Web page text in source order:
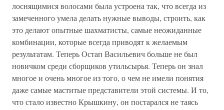
лоснящимися волосами была устроена так, что всегда из
замеченного умела делать нужные выводы, строить, как
это делают опытные шахматисты, самые неожиданные
комбинации, которые всегда приводят к желаемым
результатам. Теперь Остап Васильевич больше не был
новичком среди сборщиков утильсырья. Теперь он знал
многое и очень многое из того, о чем не имели понятия
даже самые маститые представители этой системы. И то,
что стало известно Крышкину, он постарался не таясь